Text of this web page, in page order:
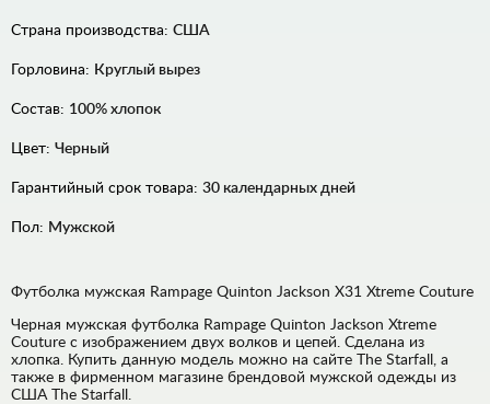
Страна производства: США
Горловина: Круглый вырез
Состав: 100% хлопок
Цвет: Черный
Гарантийный срок товара: 30 календарных дней
Пол: Мужской
Футболка мужская Rampage Quinton Jackson X31 Xtreme Couture
Черная мужская футболка Rampage Quinton Jackson Xtreme
Couture с изображением двух волков и цепей. Сделана из
хлопка. Купить данную модель можно на сайте The Starfall, а
также в фирменном магазине брендовой мужской одежды из
США The Starfall.